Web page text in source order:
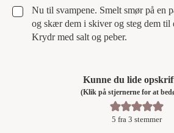
▢
Nu til svampene. Smelt smør på en
og skær dem i skiver og steg dem til
Krydr med salt og peber.
Kunne du lide
(Klik på stjernerne for at
5 fra 3 stemmer